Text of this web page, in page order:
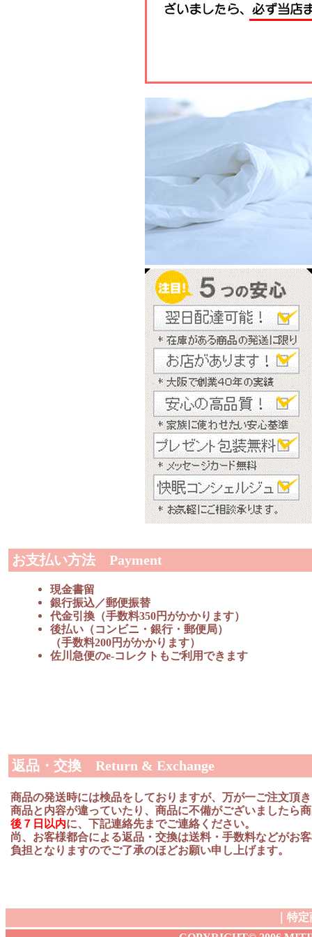
お支払い方法 Payment
現金書留
銀行振込／郵便振替
代金引換（手数料350円がかかります）
後払い（コンビニ・銀行・郵便局）
（手数料200円がかかります）
佐川急便のe-コレクトもご利用できます
返品・交換 Return & Exchange
商品の発送時には検品をしておりますが、万が一ご注文頂
商品と内容が違っていたり、商品に不備がございましたら
後７日以内に、下記連絡先までご連絡ください。
尚、お客様都合による返品・交換は送料・手数料などがお
負担となりますのでご了承のほどお願い申し上げます。
特定